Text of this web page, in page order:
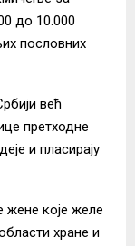
до 10.000
пословних
већ
претходне
и пласирају
жене које желе
хране и